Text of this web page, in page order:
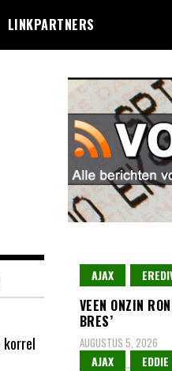
LINKPARTNERS
AJAX
VEEN ONZIN
BRES’
AUGUSTUS 5, 2026
AJAX
korrel